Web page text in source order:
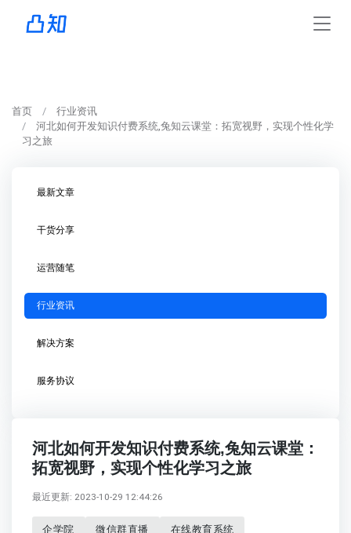
首页
行业资讯
河北如何开发知识付费系统,兔知云课堂：拓宽视野，实现个性化学
习之旅
最新文章
干货分享
运营随笔
行业资讯
解决方案
服务协议
河北如何开发知识付费系统,兔知云课堂：
拓宽视野，实现个性化学习之旅
最近更新: 2023-10-29 12:44:26
企学院 微信群直播 在线教育系统